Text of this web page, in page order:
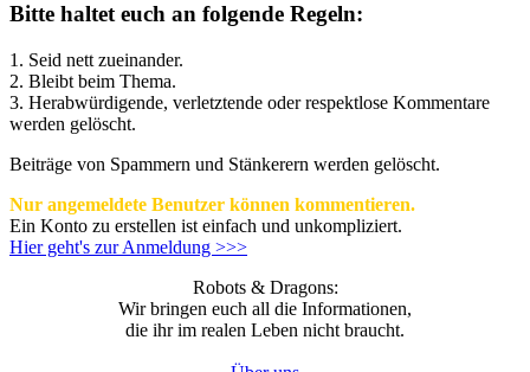
Bitte haltet euch an folgende Regeln:
1. Seid nett zueinander.
2. Bleibt beim Thema.
3. Herabwürdigende, verletztende oder respektlose Kommentare
werden gelöscht.
Beiträge von Spammern und Stänkerern werden gelöscht.
Nur angemeldete Benutzer können kommentieren.
Ein Konto zu erstellen ist einfach und unkompliziert.
Hier geht's zur Anmeldung >>>
Robots & Dragons:
Wir bringen euch all die Informationen,
die ihr im realen Leben nicht braucht.